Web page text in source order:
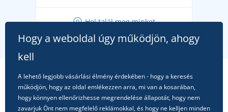
alkalomra!
Hol talál meg minket
Hogy a weboldal úgy működjön, ahogy
kell
A lehető legjobb vásárlási élmény érdekében - hogy a keresés
működjön, hogy az oldal emlékezzen arra, mi van a kosarában,
hogy könnyen ellenőrizhesse megrendelése állapotát, hogy nem
zavarjuk Önt nem megfelelő reklámokkal, és hogy ne kelljen minden